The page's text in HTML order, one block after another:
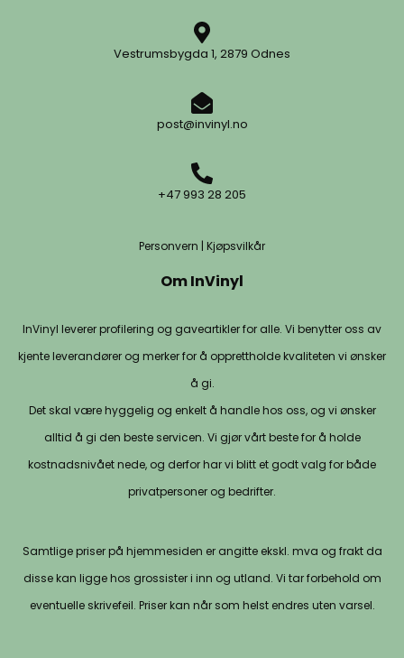
Vestrumsbygda 1, 2879 Odnes
post@invinyl.no
+47 993 28 205
Personvern | Kjøpsvilkår
Om InVinyl
InVinyl leverer profilering og gaveartikler for alle. Vi benytter oss av
kjente leverandører og merker for å opprettholde kvaliteten vi ønsker
å gi.
Det skal være hyggelig og enkelt å handle hos oss, og vi ønsker
alltid å gi den beste servicen. Vi gjør vårt beste for å holde
kostnadsnivået nede, og derfor har vi blitt et godt valg for både
privatpersoner og bedrifter.
Samtlige priser på hjemmesiden er angitte ekskl. mva og frakt da
disse kan ligge hos grossister i inn og utland. Vi tar forbehold om
eventuelle skrivefeil. Priser kan når som helst endres uten varsel.